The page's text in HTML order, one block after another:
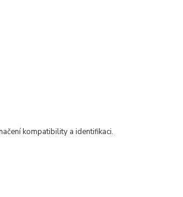
kompatibility a identifikaci.